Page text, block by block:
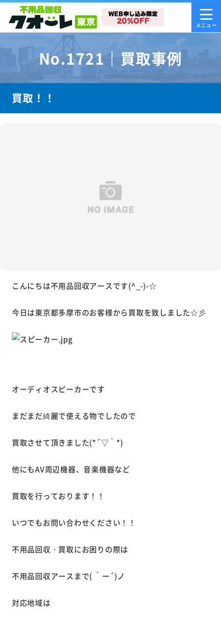
No.1721｜買取事例
買取！！
こんにちは不用品回収アースです(^_-)-☆
今日は東京都多摩市のお客様から買取を致しました☆彡
オーディオスピーカーです
まだまだ綺麗で使える物でしたので
買取させて頂きました(*´▽｀*)
他にもAV周辺機器、音楽機器など
買取を行っております！！
いつでもお問い合わせください！！
不用品回収・買取にお困りの際は
不用品回収アースまで( ｀ー´)ノ
対応地域は